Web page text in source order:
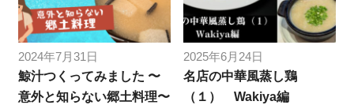
2024年7月31日
鯨汁つくってみました 〜
意外と知らない郷土料理〜
2025年6月24日
名店の中華風蒸し鶏
（１） Wakiya編